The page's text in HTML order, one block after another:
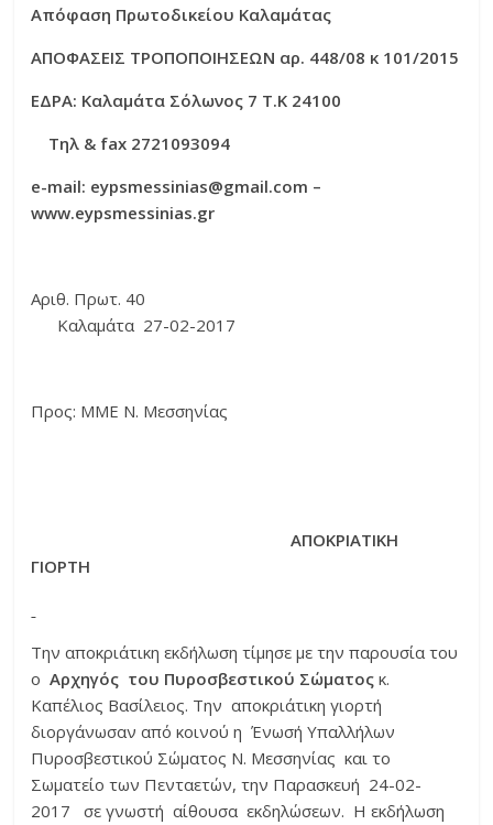
Απόφαση Πρωτοδικείου Καλαμάτας
ΑΠΟΦΑΣΕΙΣ ΤΡΟΠΟΠΟΙΗΣΕΩΝ αρ. 448/08 κ 101/2015
ΕΔΡΑ: Καλαμάτα Σόλωνος 7 Τ.Κ 24100
Τηλ & fax 2721093094
e-mail: eypsmessinias@gmail.com –
www.eypsmessinias.gr
Αριθ. Πρωτ. 40
Καλαμάτα 27-02-2017
Προς: ΜΜΕ Ν. Μεσσηνίας
ΑΠΟΚΡΙΑΤΙΚΗ
ΓΙΟΡΤΗ
Την αποκριάτικη εκδήλωση τίμησε με την παρουσία του
οΑρχηγός του Πυροσβεστικού Σώματος κ.
Καπέλιος Βασίλειος. Την αποκριάτικη γιορτή
διοργάνωσαν από κοινού η Ένωσή Υπαλλήλων
Πυροσβεστικού Σώματος Ν. Μεσσηνίας και το
Σωματείο των Πενταετών, την Παρασκευή 24-02-
2017 σε γνωστή αίθουσα εκδηλώσεων. Η εκδήλωση